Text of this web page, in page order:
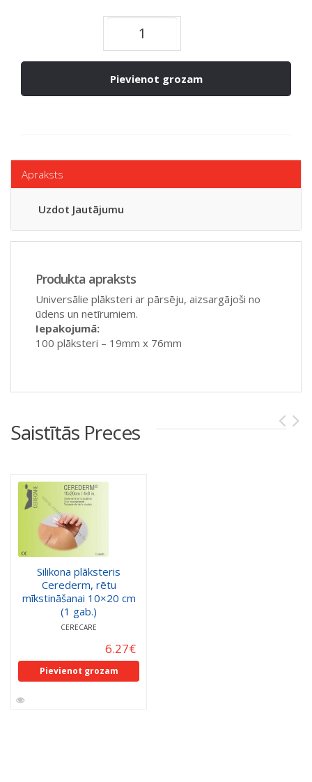
Pievienot grozam
Apraksts
Uzdot Jautājumu
Produkta apraksts
Universālie plāksteri ar pārsēju, aizsargājoši no
ūdens un netīrumiem.
Iepakojumā:
100 plāksteri – 19mm x 76mm
Saistītās Preces
Silikona plāksteris
Cerederm, rētu
mīkstināšanai 10×20 cm
(1 gab.)
CERECARE
6.27€
Pievienot grozam